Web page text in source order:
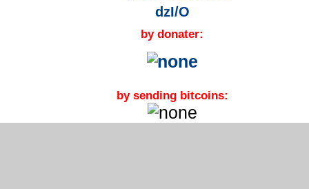
dzI/O
by donater:
by sending bitcoins: